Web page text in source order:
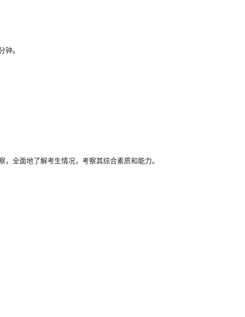
钟。
全面地了解考生情况，考察其综合素质和能力。